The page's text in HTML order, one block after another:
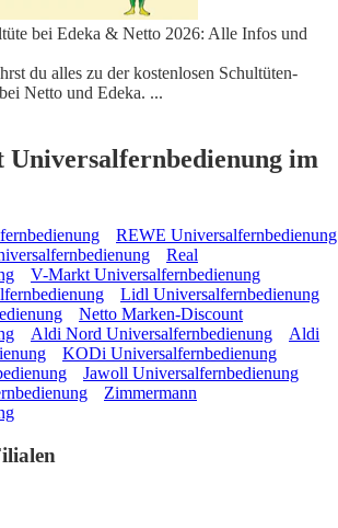
bei Edeka & Netto 2026: Alle Infos und
du alles zu der kostenlosen Schultüten-
Netto und Edeka. ...
Universalfernbedienung im
REWE Universalfernbedienung
Real
V-Markt Universalfernbedienung
Lidl Universalfernbedienung
Netto Marken-Discount
Aldi Nord Universalfernbedienung
Aldi
KODi Universalfernbedienung
Jawoll Universalfernbedienung
Zimmermann